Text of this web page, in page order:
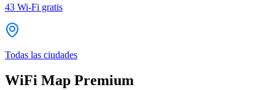
43 Wi-Fi gratis
Todas las ciudades
WiFi Map Premium